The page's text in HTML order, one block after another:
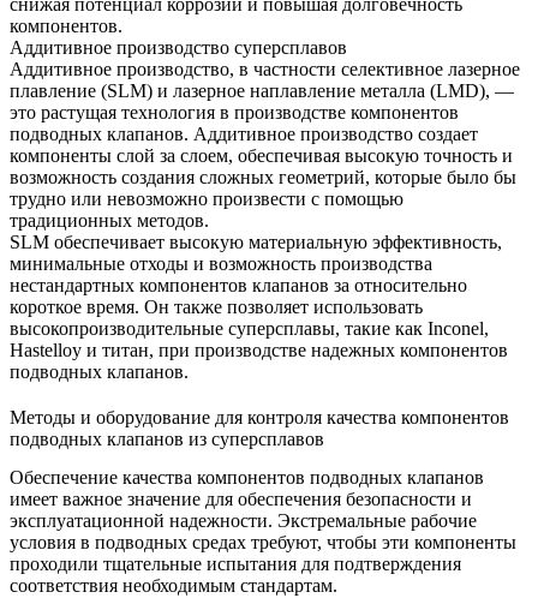
снижая потенциал коррозии и повышая долговечность
компонентов.
Аддитивное производство суперсплавов
Аддитивное производство, в частности селективное лазерное
плавление (SLM) и лазерное наплавление металла (LMD), —
это растущая технология в производстве компонентов
подводных клапанов. Аддитивное производство создает
компоненты слой за слоем, обеспечивая высокую точность и
возможность создания сложных геометрий, которые было бы
трудно или невозможно произвести с помощью
традиционных методов.
SLM обеспечивает высокую материальную эффективность,
минимальные отходы и возможность производства
нестандартных компонентов клапанов за относительно
короткое время. Он также позволяет использовать
высокопроизводительные суперсплавы, такие как Inconel,
Hastelloy и титан, при производстве надежных компонентов
подводных клапанов.
Методы и оборудование для контроля качества компонентов
подводных клапанов из суперсплавов
Обеспечение качества компонентов подводных клапанов
имеет важное значение для обеспечения безопасности и
эксплуатационной надежности. Экстремальные рабочие
условия в подводных средах требуют, чтобы эти компоненты
проходили тщательные испытания для подтверждения
соответствия необходимым стандартам.